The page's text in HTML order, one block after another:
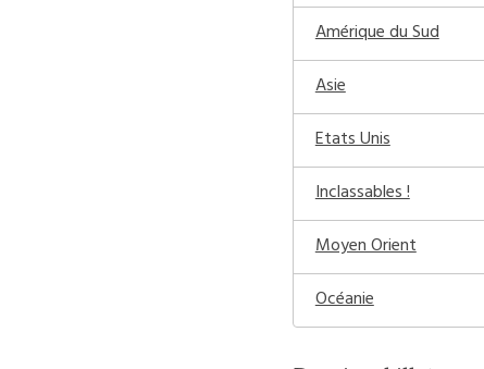
Amérique du Sud
Asie
Etats Unis
Inclassables !
Moyen Orient
Océanie